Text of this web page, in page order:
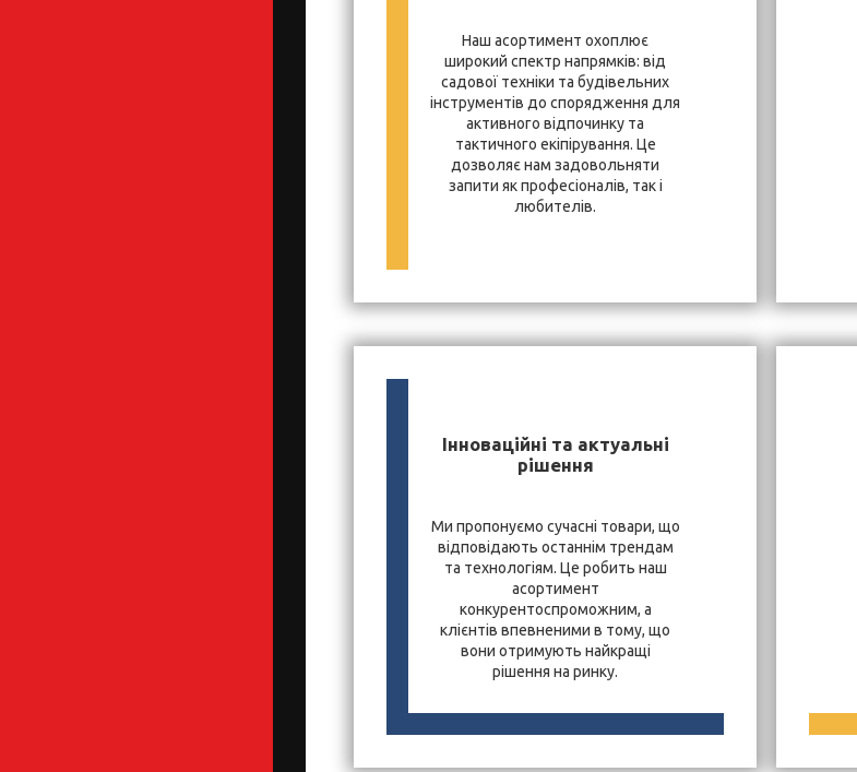
Наш асортимент охоплює
широкий спектр напрямків: від
садової техніки та будівельних
інструментів до спорядження для
активного відпочинку та
тактичного екіпірування. Це
дозволяє нам задовольняти
запити як професіоналів, так і
любителів.
Інноваційні та актуальні
рішення
Ми пропонуємо сучасні товари, що
відповідають останнім трендам
та технологіям. Це робить наш
асортимент
конкурентоспроможним, а
клієнтів впевненими в тому, що
вони отримують найкращі
рішення на ринку.